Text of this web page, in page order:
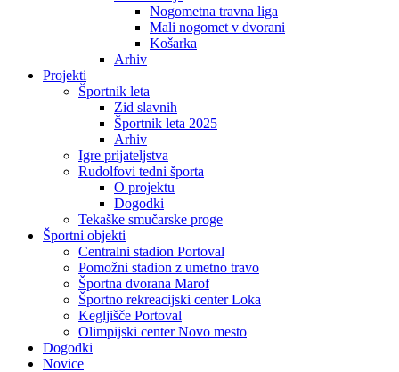
Nogometna travna liga
Mali nogomet v dvorani
Košarka
Arhiv
Projekti
Športnik leta
Zid slavnih
Športnik leta 2025
Arhiv
Igre prijateljstva
Rudolfovi tedni športa
O projektu
Dogodki
Tekaške smučarske proge
Športni objekti
Centralni stadion Portoval
Pomožni stadion z umetno travo
Športna dvorana Marof
Športno rekreacijski center Loka
Kegljišče Portoval
Olimpijski center Novo mesto
Dogodki
Novice